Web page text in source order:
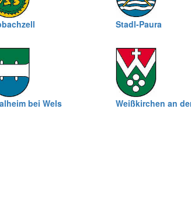
Stadl-Paura
bei Wels Weißkirchen an